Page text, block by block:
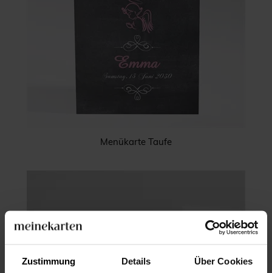
Zustimmung Details Über Cookies
Menükarte Taufe